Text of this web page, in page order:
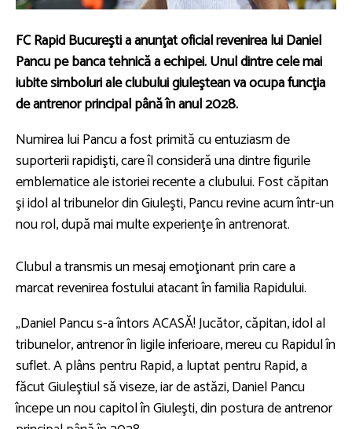
FC Rapid Bucureşti a anunţat oficial revenirea lui Daniel
Pancu pe banca tehnică a echipei. Unul dintre cele mai
iubite simboluri ale clubului giuleştean va ocupa funcţia
de antrenor principal până în anul 2028.
Numirea lui Pancu a fost primită cu entuziasm de
suporterii rapidişti, care îl consideră una dintre figurile
emblematice ale istoriei recente a clubului. Fost căpitan
şi idol al tribunelor din Giuleşti, Pancu revine acum într-un
nou rol, după mai multe experienţe în antrenorat.
Clubul a transmis un mesaj emoţionant prin care a
marcat revenirea fostului atacant în familia Rapidului.
„Daniel Pancu s-a întors ACASĂ! Jucător, căpitan, idol al
tribunelor, antrenor în ligile inferioare, mereu cu Rapidul în
suflet. A plâns pentru Rapid, a luptat pentru Rapid, a
făcut Giuleştiul să viseze, iar de astăzi, Daniel Pancu
începe un nou capitol în Giuleşti, din postura de antrenor